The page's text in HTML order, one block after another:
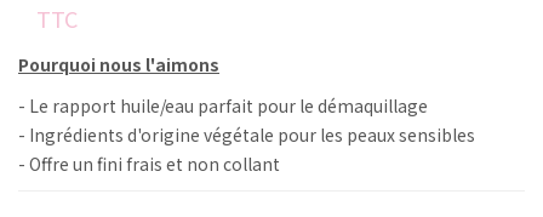
TTC
Pourquoi nous l'aimons
- Le rapport huile/eau parfait pour le démaquillage
- Ingrédients d'origine végétale pour les peaux sensibles
- Offre un fini frais et non collant